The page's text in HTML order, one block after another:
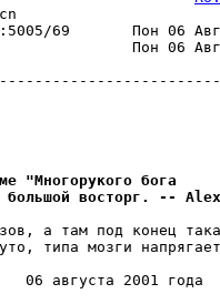
69       Пон 06 Авг
Пон 06 Авг
"Многорукого бога
большой востоpг. --
а там под конец
типа мозги
августа 2001 года